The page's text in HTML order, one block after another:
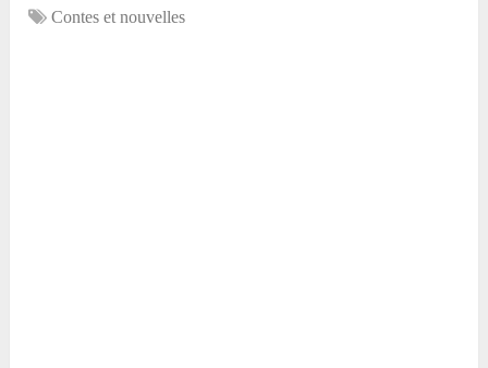
Contes et nouvelles